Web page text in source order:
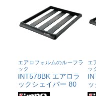
エアロフォルムのルーフラ
ック
INT578BK エアロラ
ックシェイパー 80
エ
ッ